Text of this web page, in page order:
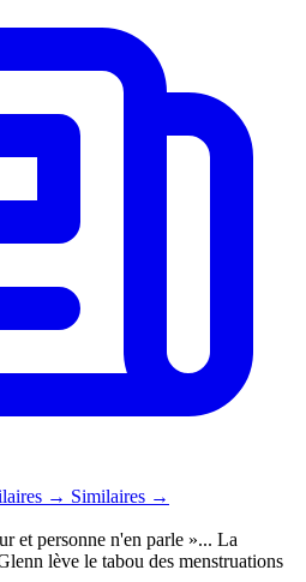
→ Similaires →